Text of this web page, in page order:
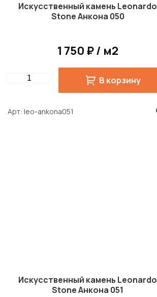
Искусственный камень Leonardo
Stone Анкона 050
1 750 ₽ / м2
Quantity В корзину
Арт leo-ankona051
Искусственный камень Leonardo
Stone Анкона 051